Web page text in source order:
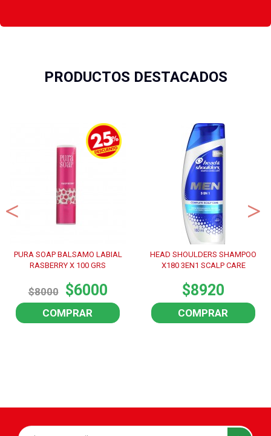
PRODUCTOS DESTACADOS
PURA SOAP BALSAMO LABIAL
RASBERRY X 100 GRS
$8000 $6000
COMPRAR
HEAD SHOULDERS SHAMPOO
X180 3EN1 SCALP CARE
$8920
COMPRAR